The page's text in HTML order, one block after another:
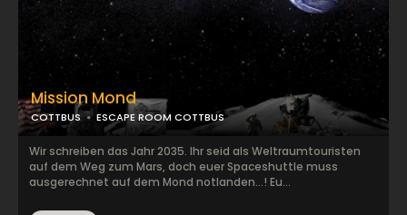
Mission Mond
COTTBUS ESCAPE ROOM COTTBUS
Wir schreiben das Jahr 2035. Ihr seid als Weltraumtouristen
auf dem Weg zum Mars, doch euer Spaceshuttle muss
ausgerechnet auf dem Mond notlanden...! Eu...